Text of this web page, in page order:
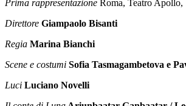
Prima rappresentazione Roma, Teatro Apollo,
Direttore Giampaolo Bisanti
Regia Marina Bianchi
Scene e costumi Sofia Tasmagambetova e
Luci Luciano Novelli